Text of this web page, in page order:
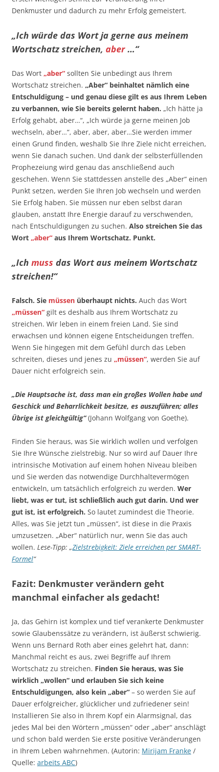
Denkmuster und dadurch zu mehr Erfolg gemeistert.
„Ich würde das Wort ja gerne aus meinem
Wortschatz streichen, aber…“
Das Wort „aber“ sollten Sie unbedingt aus Ihrem
Wortschatz streichen. „Aber“ beinhaltet nämlich eine
Entschuldigung – und genau diese gilt es aus Ihrem Leben
zu verbannen, wie Sie bereits gelernt haben. „Ich hätte ja
Erfolg gehabt, aber…“, „Ich würde ja gerne meinen Job
wechseln, aber…“, aber, aber, aber…Sie werden immer
einen Grund finden, weshalb Sie Ihre Ziele nicht erreichen,
wenn Sie danach suchen. Und dank der selbsterfüllenden
Prophezeiung wird genau das anschließend auch
geschehen. Wenn Sie stattdessen anstelle des „Aber“ einen
Punkt setzen, werden Sie Ihren Job wechseln und werden
Sie Erfolg haben. Sie müssen nur eben selbst daran
glauben, anstatt Ihre Energie darauf zu verschwenden,
nach Entschuldigungen zu suchen. Also streichen Sie das
Wort „aber“ aus Ihrem Wortschatz. Punkt.
„Ich muss das Wort aus meinem Wortschatz
streichen!“
Falsch. Sie müssen überhaupt nichts. Auch das Wort
„müssen“ gilt es deshalb aus Ihrem Wortschatz zu
streichen. Wir leben in einem freien Land. Sie sind
erwachsen und können eigene Entscheidungen treffen.
Wenn Sie hingegen mit dem Gefühl durch das Leben
schreiten, dieses und jenes zu „müssen“, werden Sie auf
Dauer nicht erfolgreich sein.
„Die Hauptsache ist, dass man ein großes Wollen habe und
Geschick und Beharrlichkeit besitze, es auszuführen; alles
Übrige ist gleichgültig“(Johann Wolfgang von Goethe).
Finden Sie heraus, was Sie wirklich wollen und verfolgen
Sie Ihre Wünsche zielstrebig. Nur so wird auf Dauer Ihre
intrinsische Motivation auf einem hohen Niveau bleiben
und Sie werden das notwendige Durchhaltevermögen
entwickeln, um tatsächlich erfolgreich zu werden. Wer
liebt, was er tut, ist schließlich auch gut darin. Und wer
gut ist, ist erfolgreich. So lautet zumindest die Theorie.
Alles, was Sie jetzt tun „müssen“, ist diese in die Praxis
umzusetzen. „Aber“ natürlich nur, wenn Sie das auch
wollen. Lese-Tipp: „Zielstrebigkeit: Ziele erreichen per SMART-
Formel“
Fazit: Denkmuster verändern geht
manchmal einfacher als gedacht!
Ja, das Gehirn ist komplex und tief verankerte Denkmuster
sowie Glaubenssätze zu verändern, ist äußerst schwierig.
Wenn uns Bernard Roth aber eines gelehrt hat, dann:
Manchmal reicht es aus, zwei Begriffe auf Ihrem
Wortschatz zu streichen. Finden Sie heraus, was Sie
wirklich „wollen“ und erlauben Sie sich keine
Entschuldigungen, also kein „aber“ – so werden Sie auf
Dauer erfolgreicher, glücklicher und zufriedener sein!
Installieren Sie also in Ihrem Kopf ein Alarmsignal, das
jedes Mal bei den Wörtern „müssen“ oder „aber“ anschlägt
und schon bald werden Sie erste positive Veränderungen
in Ihrem Leben wahrnehmen. (Autorin: Mirijam Franke /
Quelle: arbeits ABC)